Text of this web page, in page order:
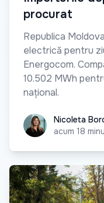
procurat
Republica
electrică pentru
Energocom.
10.502 MWh
național.
Nicoleta Borodin
Nicoleta
acum 18